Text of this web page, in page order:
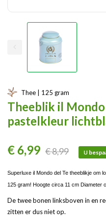
Thee | 125 gram
Theeblik il
pastelkleur
€ 6,99 € 8,99 U
Superluxe il Mondo del Te theeblikje om
125 gram! Hoogte circa 11 cm Diameter
De twee bonen linksboven in en
zitten er dus niet op.